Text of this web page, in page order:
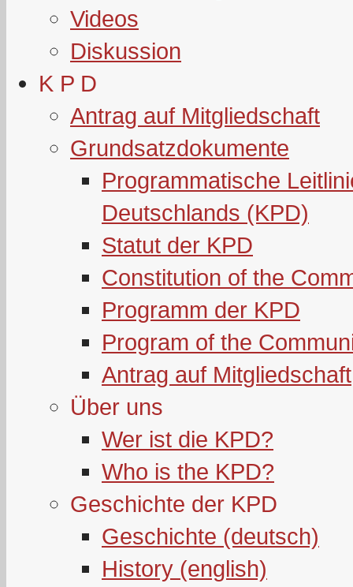
Videos
Diskussion
K P D
Antrag auf Mitgliedschaft
Grundsatzdokumente
Programmatische
Deutschlands (KPD)
Statut der KPD
Constitution of the
Programm der KPD
Program of the
Antrag auf Mitgliedschaft
Über uns
Wer ist die KPD?
Who is the KPD?
Geschichte der KPD
Geschichte (deutsch)
History (english)